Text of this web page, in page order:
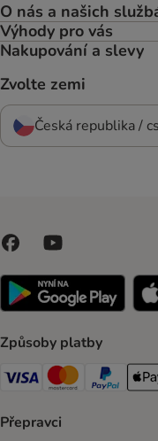
O nás a našich
Výhody pro vás
Nakupování a slevy
Zvolte zemi
Česká republika / cs
Způsoby platby
Visa Payment Method
MastercardPayPal
Přepravci